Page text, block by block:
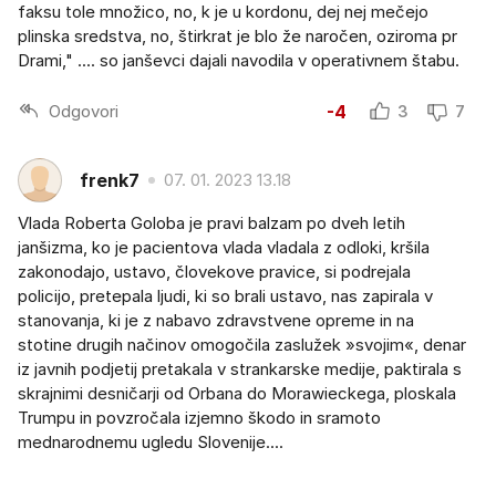
faksu tole množico, no, k je u kordonu, dej nej mečejo
plinska sredstva, no, štirkrat je blo že naročen, oziroma pr
Drami," .... so janševci dajali navodila v operativnem štabu.
Odgovori -4 3 7
frenk7 07. 01. 2023 13.18
Vlada Roberta Goloba je pravi balzam po dveh letih
janšizma, ko je pacientova vlada vladala z odloki, kršila
zakonodajo, ustavo, človekove pravice, si podrejala
policijo, pretepala ljudi, ki so brali ustavo, nas zapirala v
stanovanja, ki je z nabavo zdravstvene opreme in na
stotine drugih načinov omogočila zaslužek »svojim«, denar
iz javnih podjetij pretakala v strankarske medije, paktirala s
skrajnimi desničarji od Orbana do Morawieckega, ploskala
Trumpu in povzročala izjemno škodo in sramoto
mednarodnemu ugledu Slovenije....